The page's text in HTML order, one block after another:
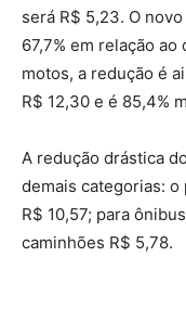
será R$ 5,23. O
67,7% em relação
motos, a redução é
R$ 12,30 e é 85,4%
A redução drástica
demais categorias:
R$ 10,57; para
caminhões R$ 5,78.